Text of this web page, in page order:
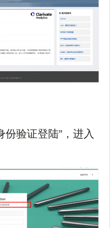
验证登陆”，进入